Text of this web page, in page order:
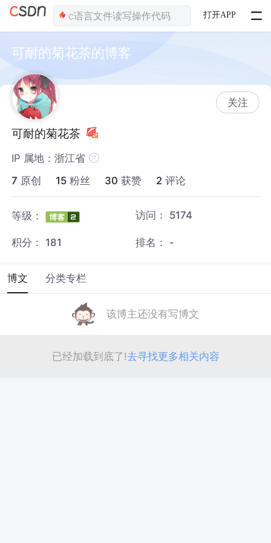
打开APP
可耐的菊花茶的博客
关注
可耐的菊花茶
IP 属地：浙江省
7 原创 15 粉丝 30 获赞 2 评论
等级： 访问： 5174
积分： 181 排名： -
博文 分类专栏
该博主还没有写博文
已经加载到底了!去寻找更多相关内容